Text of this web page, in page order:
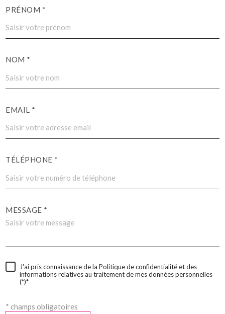
PRÉNOM *
NOM *
EMAIL *
TÉLÉPHONE *
MESSAGE *
J'ai pris connaissance de la Politique de confidentialité et des
informations relatives au traitement de mes données personnelles
(*)*
* champs obligatoires